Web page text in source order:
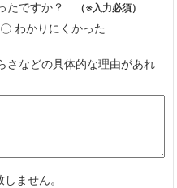
たですか？ （※入力必須）
わかりにくかった
さなどの具体的な理由があれ
ません。